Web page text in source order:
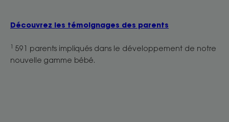
Découvrez les témoignages des parents
1 591 parents impliqués dans le développement de notre
nouvelle gamme bébé.